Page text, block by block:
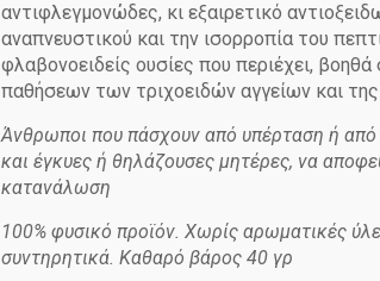
αντιφλεγμονώδες, κι εξαιρετικό
αναπνευστικού και την ισορροπία του
φλαβονοειδείς ουσίες που περιέχει,
παθήσεων των τριχοειδών αγγείων και της
Άνθρωποι που πάσχουν από υπέρταση ή
και έγκυες ή θηλάζουσες μητέρες, να
κατανάλωση
100% φυσικό προϊόν. Χωρίς αρωματικές
συντηρητικά. Καθαρό βάρος 40 γρ